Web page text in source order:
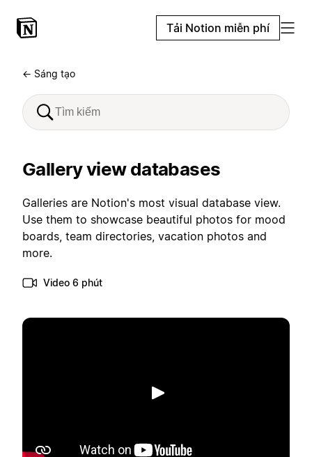
Tải Notion miễn phí
← Sáng tạo
Gallery view databases
Galleries are Notion's most visual database view.
Use them to showcase beautiful photos for mood
boards, team directories, vacation photos and
more.
Video 6 phút
Phát